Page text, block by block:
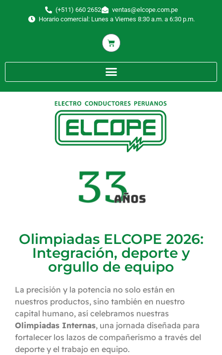
(+511) 660 2652
ventas@elcope.com.pe
Horario comercial: Lunes a Viernes 8:30 a.m. a 6:30 p.m.
Olimpiadas ELCOPE 2026:
Integración, deporte y
orgullo de equipo
La precisión y la potencia no solo están en
nuestros productos, sino también en nuestro
capital humano, así celebramos nuestras
Olimpiadas Internas, una jornada diseñada para
fortalecer los lazos de compañerismo a través del
deporte y el trabajo en equipo.